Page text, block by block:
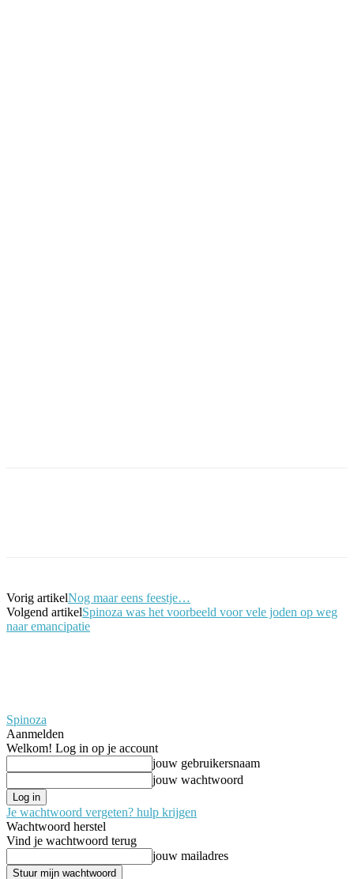
Vorig artikelNog maar eens feestje…
Volgend artikelSpinoza was het voorbeeld voor vele joden op weg
naar emancipatie
Spinoza
Aanmelden
Welkom! Log in op je account
jouw gebruikersnaam
jouw wachtwoord
Je wachtwoord vergeten? hulp krijgen
Wachtwoord herstel
Vind je wachtwoord terug
jouw mailadres